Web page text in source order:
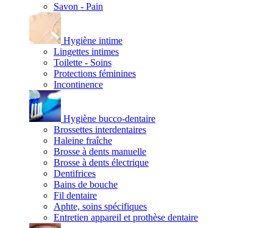
Savon - Pain
Hygiène intime
Lingettes intimes
Toilette - Soins
Protections féminines
Incontinence
Hygiène bucco-dentaire
Brossettes interdentaires
Haleine fraîche
Brosse à dents manuelle
Brosse à dents électrique
Dentifrices
Bains de bouche
Fil dentaire
Aphte, soins spécifiques
Entretien appareil et prothèse dentaire